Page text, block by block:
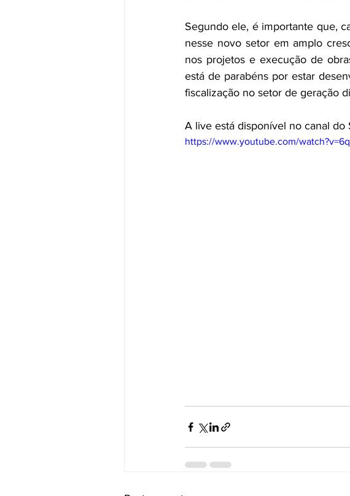
Segundo ele, é importante que,
nesse novo setor em amplo
nos projetos e execução de
está de parabéns por estar
fiscalização no setor de geração
A live está disponível no canal do
https://www.youtube.com/